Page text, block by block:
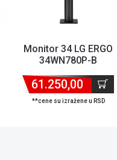
Monitor 34 LG ERGO
34WN780P-B
61.250,00
**cene su izražene u RSD